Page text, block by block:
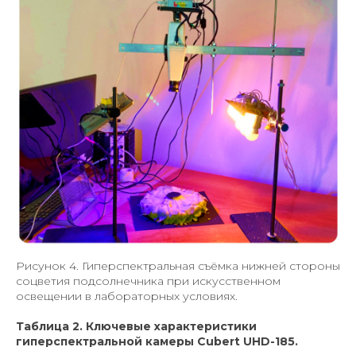
Рисунок 4. Гиперспектральная съёмка нижней стороны
соцветия подсолнечника при искусственном
освещении в лабораторных условиях.
Таблица 2. Ключевые характеристики
гиперспектральной камеры Cubert UHD-185.